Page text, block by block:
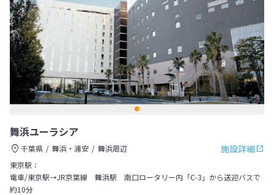
舞浜ユーラシア
施設詳細
千葉県 舞浜・浦安
舞浜周辺
東京駅：
電車/東京駅→JR京葉線 舞浜駅 南口ロータリー内「C-3」から送迎バスで
約10分